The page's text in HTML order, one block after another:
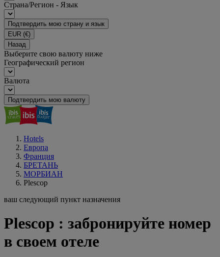
Страна/Регион - Язык
Подтвердить мою страну и язык
EUR (€)
Назад
Выберите свою валюту ниже
Географический регион
Валюта
Подтвердить мою валюту
Hotels
Европа
Франция
БРЕТАНЬ
МОРБИАН
Plescop
ваш следующий пункт назначения
Plescop : забронируйте номер
в своем отеле